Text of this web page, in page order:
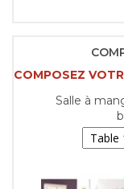
COMPOSEZ
Salle à